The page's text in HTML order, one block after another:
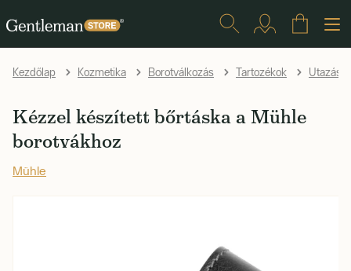
Kezdőlap Kozmetika Borotválkozás Tartozékok
Kézzel készített bőrtáska a Mühle
borotvákhoz
Mühle